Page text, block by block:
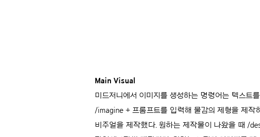
Main Visual
미드저니에서 이미지를 생성하는 명령어는 텍스트
/imagine + 프롬프트를 입력해 물감의 제형을 제작
비주얼을 제작했다. 원하는 제작물이 나왔을 때 /